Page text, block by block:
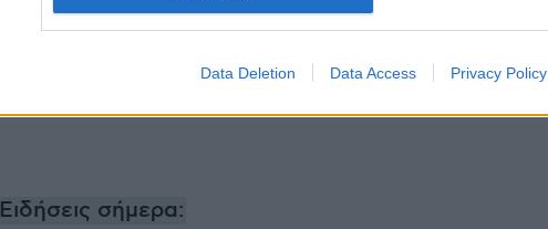
Data Deletion Data Access Privacy Policy
Ειδήσεις σήμερα: